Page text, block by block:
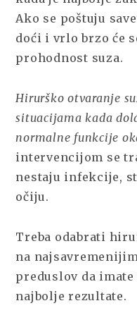
Ako se poštuju
doći i vrlo brzo će
prohodnost suza.
Hirurško otvaranje
situacijama kada
normalne funkcije
intervencijom se
nestaju infekcije,
očiju.
Treba odabrati
na
preduslov da
najbolje rezultate.